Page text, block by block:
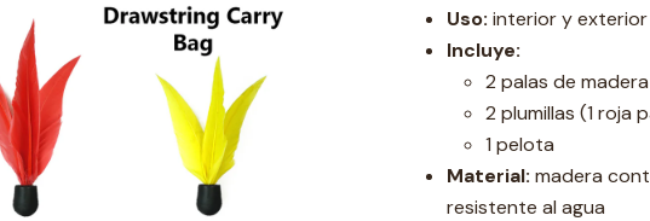
Uso: interior y exterior
Incluye:
2 palas de
2 plumillas (1 roja
1 pelota
Material: madera
resistente al agua